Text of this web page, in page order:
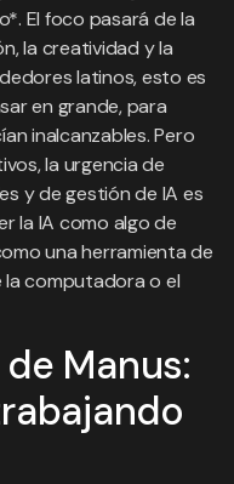
El foco pasará de la
la creatividad y la
latinos, esto es
en grande, para
inalcanzables. Pero
la urgencia de
y de gestión de IA es
la IA como algo de
una herramienta de
computadora o el
Manus: